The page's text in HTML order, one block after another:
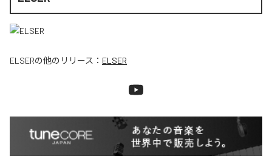
ELSERの他のリリース： ELSER